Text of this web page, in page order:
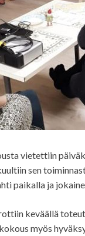
vietettiin
sen
paikalla ja
keväällä
myös